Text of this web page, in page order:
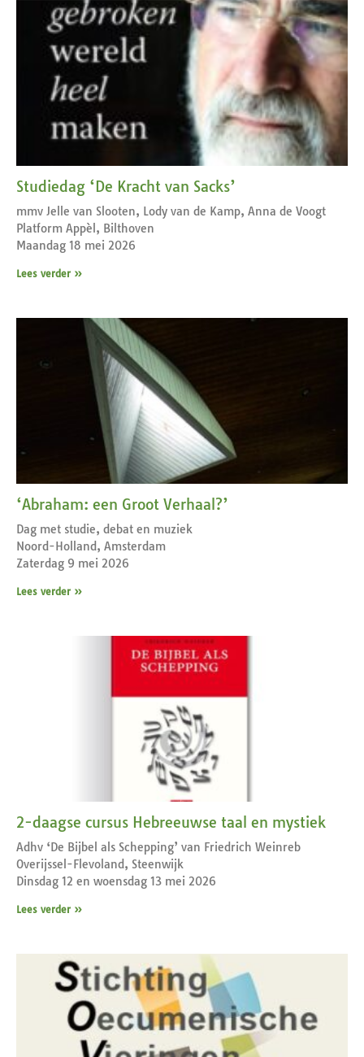
Studiedag ‘De Kracht van Sacks’
mmv Jelle van Slooten, Lody van de Kamp, Anna de Voogt
Platform Appèl, Bilthoven
Maandag 18 mei 2026
Lees verder »
‘Abraham: een Groot Verhaal?’
Dag met studie, debat en muziek
Noord-Holland, Amsterdam
Zaterdag 9 mei 2026
Lees verder »
2-daagse cursus Hebreeuwse taal en mystiek
Adhv ‘De Bijbel als Schepping’ van Friedrich Weinreb
Overijssel-Flevoland, Steenwijk
Dinsdag 12 en woensdag 13 mei 2026
Lees verder »